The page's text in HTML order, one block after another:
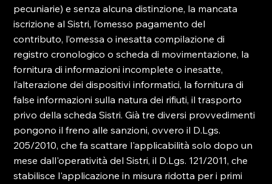
pecuniarie) e senza alcuna distinzione, la mancata
iscrizione al Sistri, l’omesso pagamento del
contributo, l’omessa o inesatta compilazione di
registro cronologico o scheda di movimentazione, la
fornitura di informazioni incomplete o inesatte,
l’alterazione dei dispositivi informatici, la fornitura di
false informazioni sulla natura dei rifiuti, il trasporto
privo della scheda Sistri. Già tre diversi provvedimenti
pongono il freno alle sanzioni, ovvero il D.Lgs.
205/2010, che fa scattare l'applicabilità solo dopo un
mese dall'operatività del Sistri, il D.Lgs. 121/2011, che
stabilisce l'applicazione in misura ridotta per i primi